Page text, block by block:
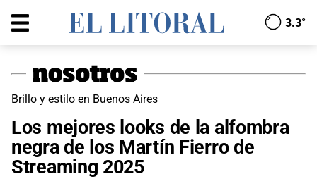
3.3°
Brillo y estilo en Buenos Aires
Los mejores looks de la alfombra
negra de los Martín Fierro de
Streaming 2025